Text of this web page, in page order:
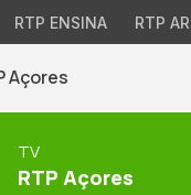
RTP ENSINA RTP
Açores
TV
RTP Açores